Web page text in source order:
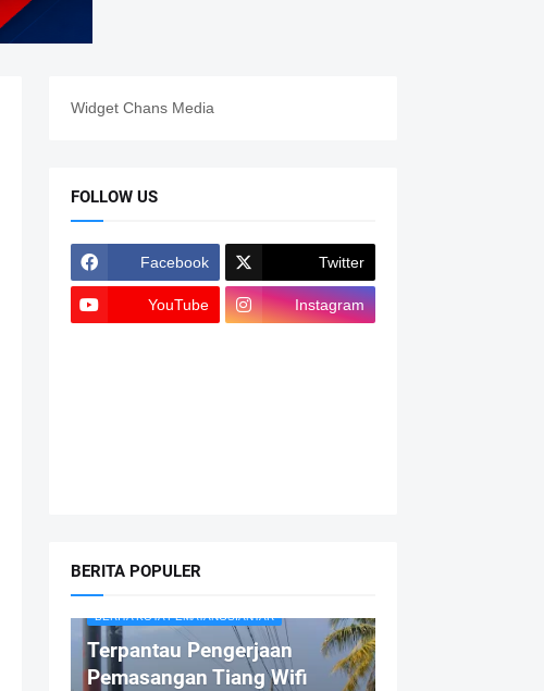
Widget Chans Media
FOLLOW US
Facebook Twitter
YouTube Instagram
BERITA POPULER
BERITA KOTA PEMATANGSIANTAR
Terpantau Pengerjaan
Pemasangan Tiang Wifi